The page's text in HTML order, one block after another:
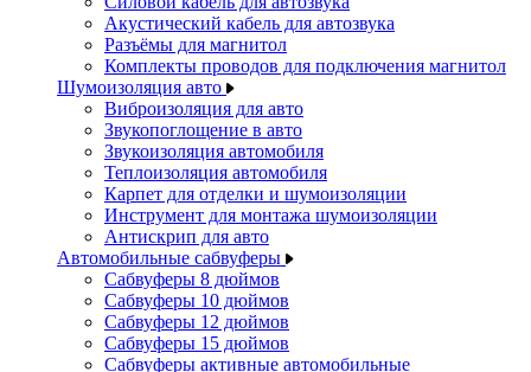
Акустический кабель для автозвука
Разъёмы для магнитол
Комплекты проводов для подключения магнитол
Шумоизоляция авто
Виброизоляция для авто
Звукопоглощение в авто
Звукоизоляция автомобиля
Теплоизоляция автомобиля
Карпет для отделки и шумоизоляции
Инструмент для монтажа шумоизоляции
Антискрип для авто
Автомобильные сабвуферы
Сабвуферы 8 дюймов
Сабвуферы 10 дюймов
Сабвуферы 12 дюймов
Сабвуферы 15 дюймов
Сабвуферы активные автомобильные